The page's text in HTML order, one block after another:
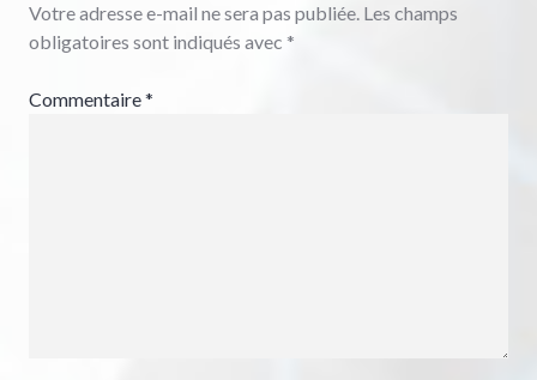
Votre adresse e-mail ne sera pas publiée. Les champs
obligatoires sont indiqués avec *
Commentaire*